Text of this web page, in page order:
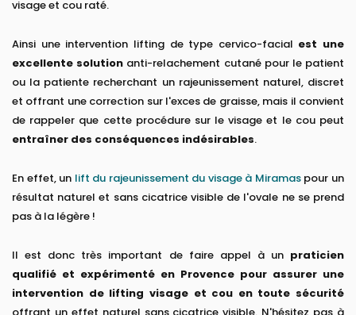
visage et cou raté.
Ainsi une intervention lifting de type cervico-facial est une
excellente solution anti-relachement cutané pour le patient
ou la patiente recherchant un rajeunissement naturel, discret
et offrant une correction sur l'exces de graisse, mais il convient
de rappeler que cette procédure sur le visage et le cou peut
entraîner des conséquences indésirables.
En effet, un lift du rajeunissement du visage à Miramaspour un
résultat naturel et sans cicatrice visible de l'ovale ne se prend
pas à la légère !
Il est donc très important de faire appel à un praticien
qualifié et expérimenté en Provence pour assurer une
intervention de lifting visage et cou en toute sécurité